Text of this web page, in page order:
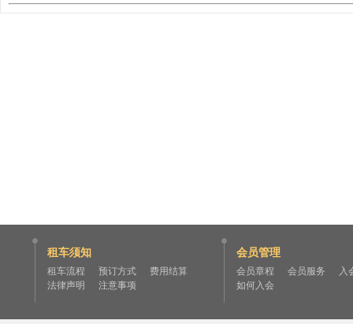
租车须知
租车流程 预订方式
费用结算
法律声明
注意事项
会员管理
会员章程 会员服务
入
如何入会